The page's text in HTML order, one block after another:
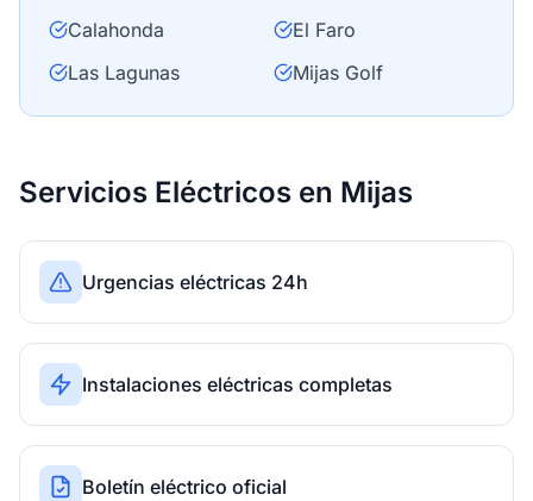
Calahonda
El Faro
Las Lagunas
Mijas Golf
Servicios Eléctricos en Mijas
Urgencias eléctricas 24h
Instalaciones eléctricas completas
Boletín eléctrico oficial